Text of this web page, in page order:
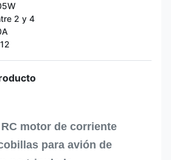
2 y 4
RC motor de corriente
para avión de